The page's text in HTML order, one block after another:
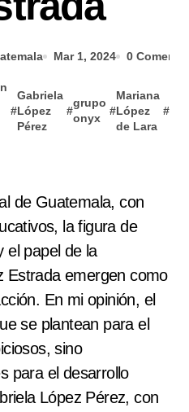
Mar 1, 2024 0
#
Gabriela
López
Pérez
#
grupo
onyx
#
Mariana
López
de Lara
#
la figura de
el papel de la
Estrada emergen como
En mi opinión, el
se plantean para el
sino
para el desarrollo
López Pérez, con